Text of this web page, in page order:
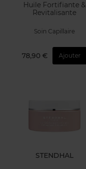
Huile Fortifiante &
Revitalisante
Soin Capillaire
78,90 € Ajouter
STENDHAL